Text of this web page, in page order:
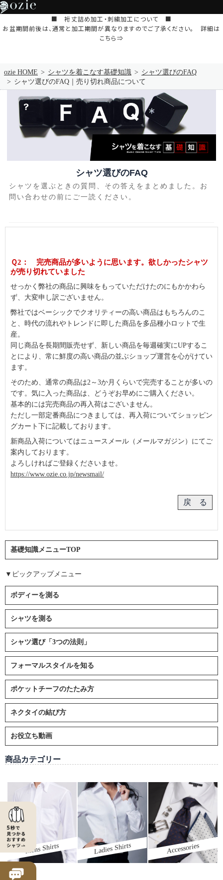
■ 裄丈詰め加工・刺繍加工について ■
お盆期間前後は、通常と加工期間が異なりますのでご了承ください。 詳細は
こちら⇒
ozie HOME シャツを着こなす基礎知識
シャツ選びのFAQ
シャツ選びのFAQ｜売り切れ商品について
シャツ選びのFAQ
シャツを選ぶときの質問、その答えをまとめました。お
問い合わせの前にご一読ください。
Ｑ2： 完売商品が多いように思います。欲しかったシャツ
が売り切れていました
せっかく弊社の商品に興味をもっていただけたのにもかかわら
ず、大変申し訳ございません。
弊社ではベーシックでクオリティーの高い商品はもちろんのこ
と、時代の流れやトレンドに即した商品を多品種小ロットで生
産。
同じ商品を長期間販売せず、新しい商品を毎週確実にUPするこ
とにより、常に鮮度の高い商品の並ぶショップ運営を心がけてい
ます。
そのため、通常の商品は2～3か月くらいで完売することが多いの
です。気に入った商品は、どうぞお早めにご購入ください。
基本的には完売商品の再入荷はございません。
ただし一部定番商品につきましては、再入荷についてショッピン
グカート下に記載しております。
新商品入荷についてはニュースメール（メールマガジン）にてご
案内しております。
よろしければご登録くださいませ。
https://www.ozie.co.jp/newsmail/
基礎知識メニューTOP
▼ピックアップメニュー
ボディーを測る
シャツを測る
シャツ選び「3つの法則」
フォーマルスタイルを知る
ポケットチーフのたたみ方
ネクタイの結び方
お役立ち動画
商品カテゴリー
Mens Shirts Ladies Shirts Accessories